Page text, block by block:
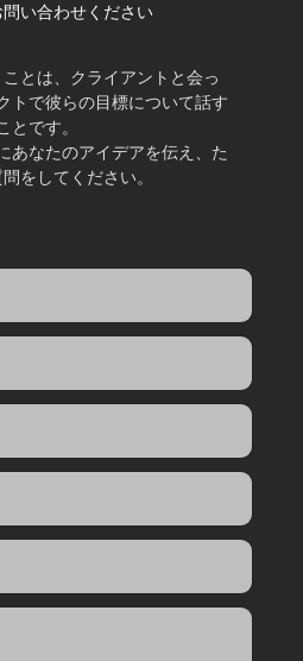
い合わせください
とは、クライアントと会っ
トで彼らの目標について話す
とです。
あなたのアイデアを伝え、た
をしてください。